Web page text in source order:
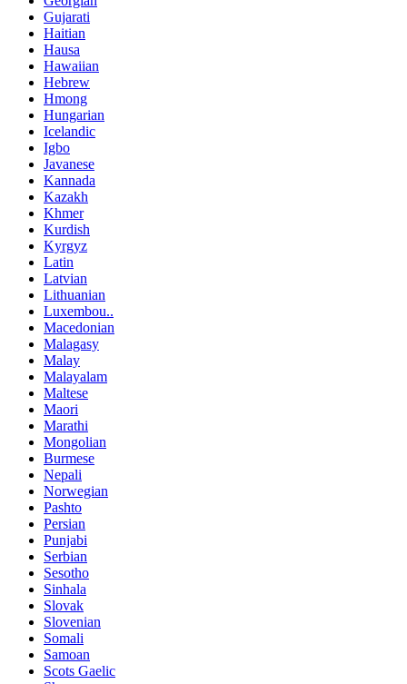
Gujarati
Haitian
Hausa
Hawaiian
Hebrew
Hmong
Hungarian
Icelandic
Igbo
Javanese
Kannada
Kazakh
Khmer
Kurdish
Kyrgyz
Latin
Latvian
Lithuanian
Luxembou..
Macedonian
Malagasy
Malay
Malayalam
Maltese
Maori
Marathi
Mongolian
Burmese
Nepali
Norwegian
Pashto
Persian
Punjabi
Serbian
Sesotho
Sinhala
Slovak
Slovenian
Somali
Samoan
Scots Gaelic